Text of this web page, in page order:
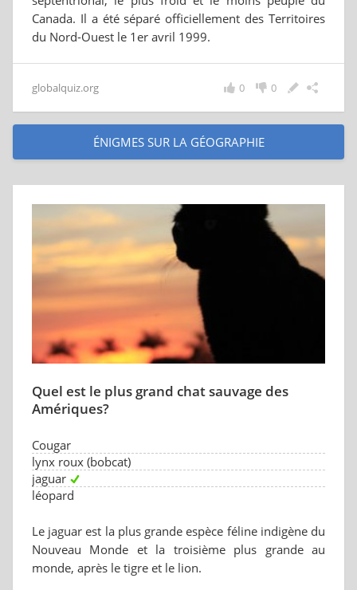
Canada. Il a été séparé officiellement des Territoires
du Nord-Ouest le 1er avril 1999.
globalquiz.org 0
0
ÉNIGMES SUR LA GÉOGRAPHIE
Quel est le plus grand chat sauvage des
Amériques?
Cougar
lynx roux (bobcat)
jaguar
léopard
Le jaguar est la plus grande espèce féline indigène du
Nouveau Monde et la troisième plus grande au
monde, après le tigre et le lion.